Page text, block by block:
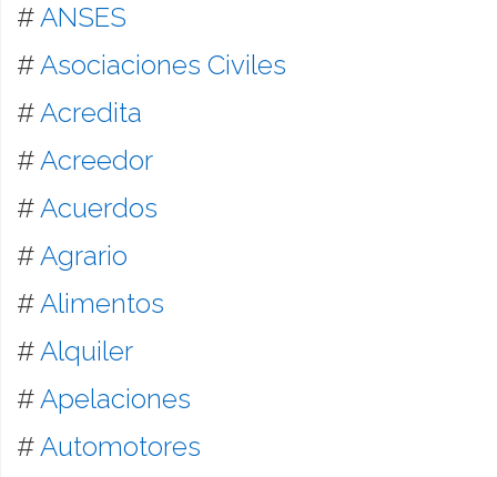
#ANSES
#Asociaciones Civiles
#Acredita
#Acreedor
#Acuerdos
#Agrario
#Alimentos
#Alquiler
#Apelaciones
#Automotores